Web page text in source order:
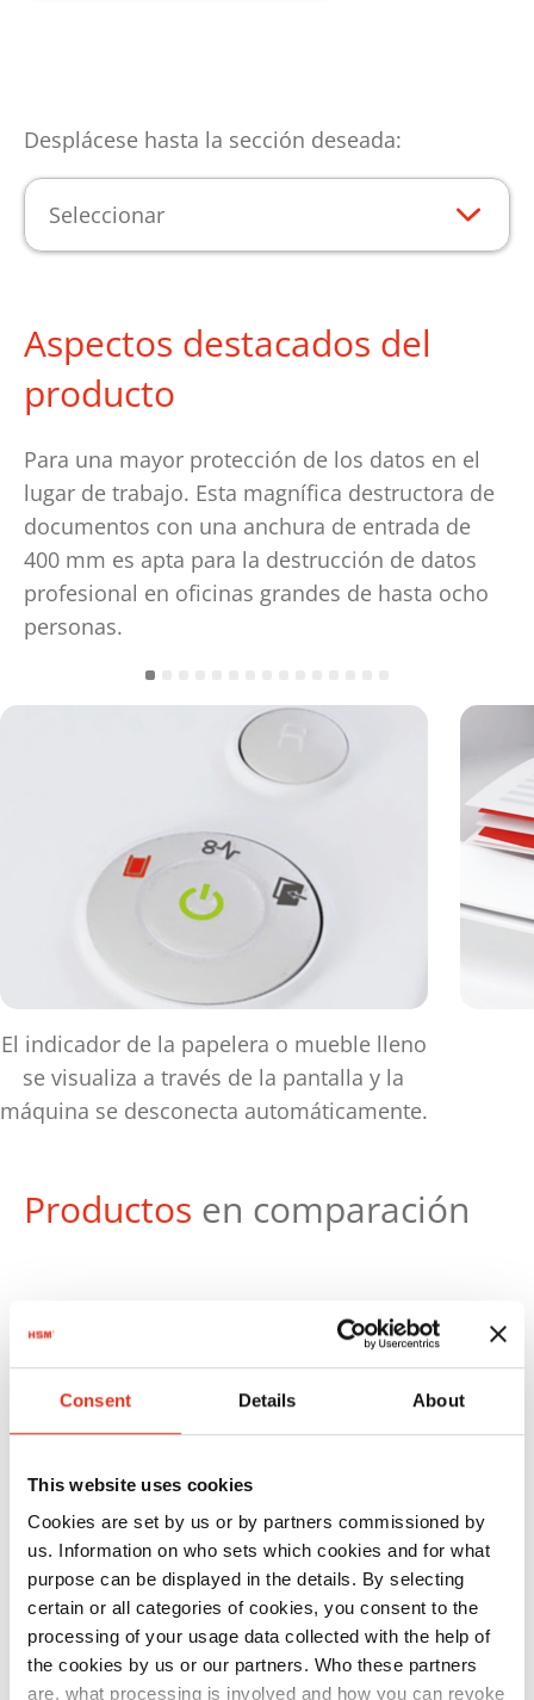
Consent Details About
This website uses cookies
Cookies are set by us or by partners commissioned by
us. Information on who sets which cookies and for what
purpose can be displayed in the details. By selecting
certain or all categories of cookies, you consent to the
processing of your usage data collected with the help of
the cookies by us or our partners. Who these partners
are, what processing is involved and how you can revoke
Desplácese hasta la sección deseada:
Seleccionar
Aspectos destacados del
producto
Para una mayor protección de los datos en el
lugar de trabajo. Esta magnífica destructora de
documentos con una anchura de entrada de
400 mm es apta para la destrucción de datos
profesional en oficinas grandes de hasta ocho
personas.
El indicador de la papelera o mueble lleno
se visualiza a través de la pantalla y la
máquina se desconecta automáticamente.
Productos en comparación
N.º
artículo:
EAN:
HSM
SECURIO
B35 - 4,5 x
30 mm
1923111